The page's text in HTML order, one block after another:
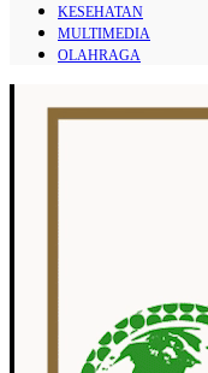
KESEHATAN
MULTIMEDIA
OLAHRAGA